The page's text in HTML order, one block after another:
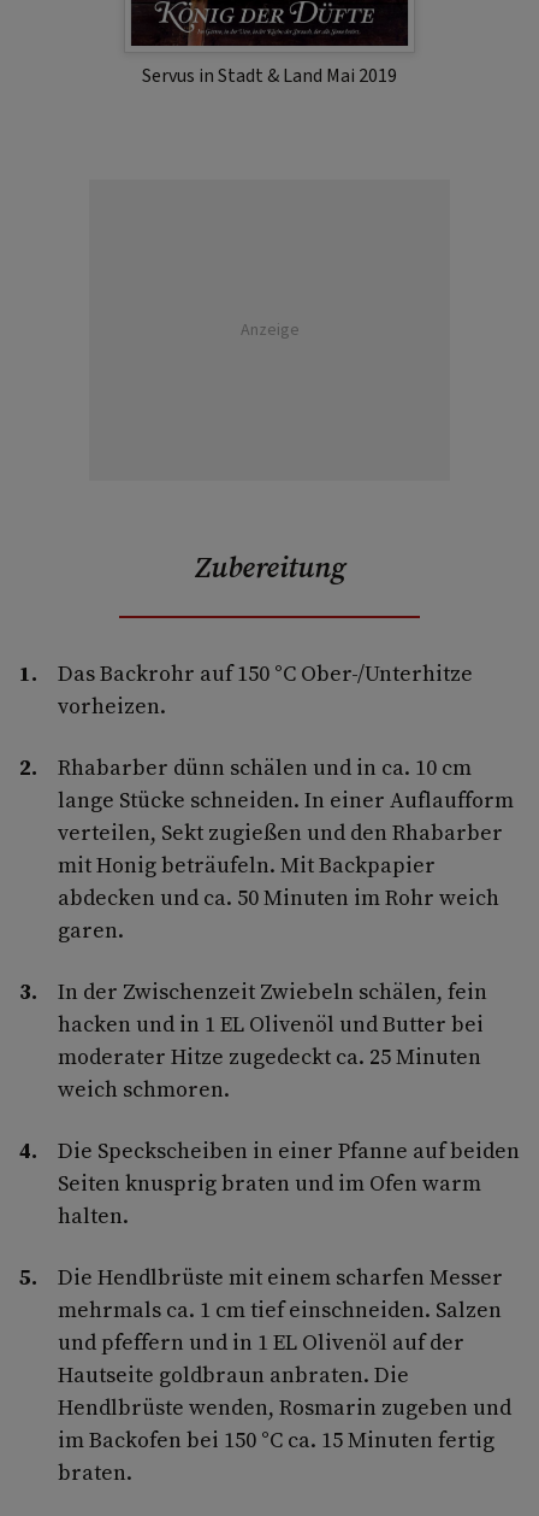
Servus in Stadt & Land Mai 2019
Anzeige
Zubereitung
Das Backrohr auf 150 °C Ober-/Unterhitze
vorheizen.
Rhabarber dünn schälen und in ca. 10 cm
lange Stücke schneiden. In einer Auflaufform
verteilen, Sekt zugießen und den Rhabarber
mit Honig beträufeln. Mit Backpapier
abdecken und ca. 50 Minuten im Rohr weich
garen.
In der Zwischenzeit Zwiebeln schälen, fein
hacken und in 1 EL Olivenöl und Butter bei
moderater Hitze zugedeckt ca. 25 Minuten
weich schmoren.
Die Speckscheiben in einer Pfanne auf beiden
Seiten knusprig braten und im Ofen warm
halten.
Die Hendlbrüste mit einem scharfen Messer
mehrmals ca. 1 cm tief einschneiden. Salzen
und pfeffern und in 1 EL Olivenöl auf der
Hautseite goldbraun anbraten. Die
Hendlbrüste wenden, Rosmarin zugeben und
im Backofen bei 150 °C ca. 15 Minuten fertig
braten.